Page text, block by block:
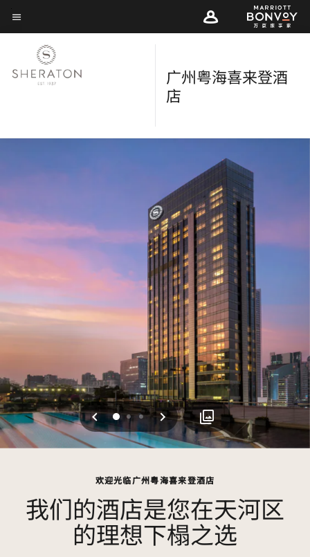
Skip
to
main
content
菜单文本
广州粤海喜来登酒
店
上一页
012 下一页
欢迎光临广州粤海喜来登酒店
我们的酒店是您在天河区
的理想下榻之选